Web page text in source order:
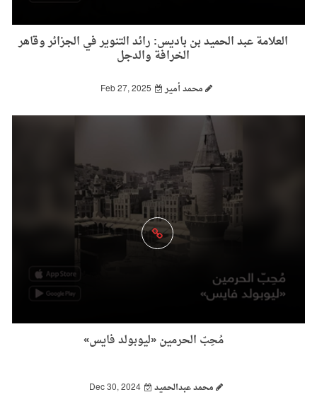
العلامة عبد الحميد بن باديس: رائد التنوير في الجزائر وقاهر
الخرافة والدجل
محمد أمير Feb 27, 2025
مُحِبّ الحرمين «ليوبولد فايس»
محمد عبدالحميد Dec 30, 2024